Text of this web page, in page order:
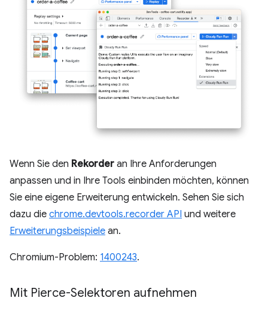
Wenn Sie den Rekorder an Ihre Anforderungen
anpassen und in Ihre Tools einbinden möchten, können
Sie eine eigene Erweiterung entwickeln. Sehen Sie sich
dazu die chrome.devtools.recorder API und weitere
Erweiterungsbeispiele an.
Chromium-Problem: 1400243.
Mit Pierce-Selektoren aufnehmen